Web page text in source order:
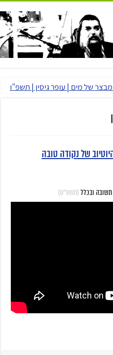
של נקודה טובה
ובכלל(תשע"ט)